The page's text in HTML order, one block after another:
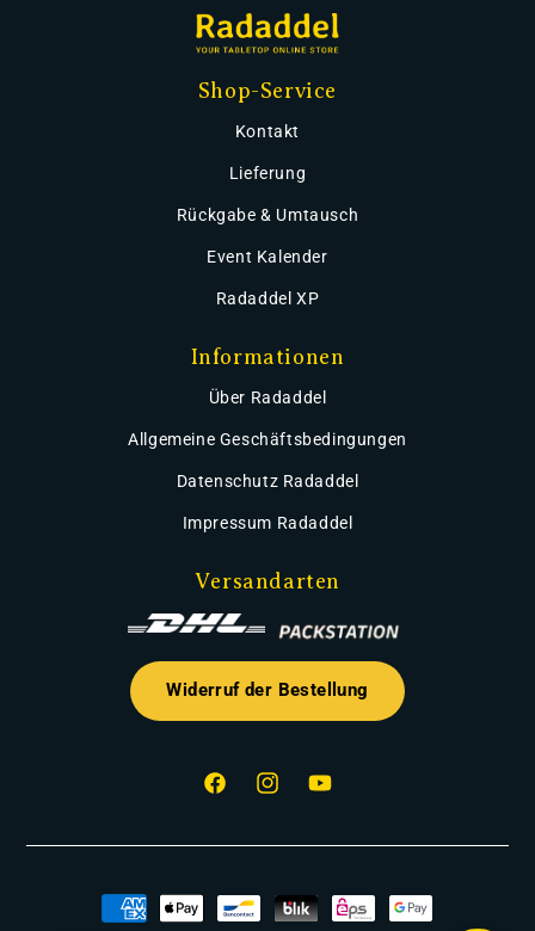
Shop-Service
Kontakt
Lieferung
Rückgabe & Umtausch
Event Kalender
Radaddel XP
Informationen
Über Radaddel
Allgemeine Geschäftsbedingungen
Datenschutz Radaddel
Impressum Radaddel
Versandarten
Widerruf der Bestellung
FacebookInstagramYouTube
Zahlungsmethoden